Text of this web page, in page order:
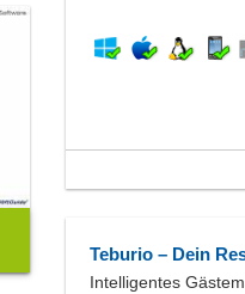
Teburio – Dein
Intelligentes